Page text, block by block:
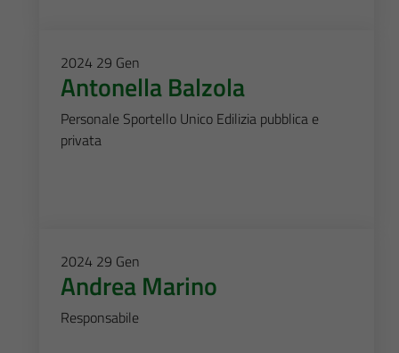
2024 29 Gen
Antonella Balzola
Personale Sportello Unico Edilizia pubblica e
privata
2024 29 Gen
Andrea Marino
Responsabile